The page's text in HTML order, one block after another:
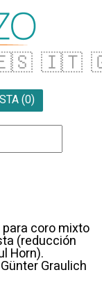
🇮🇹
(0)
para coro mixto
(reducción
Horn).
Graulich